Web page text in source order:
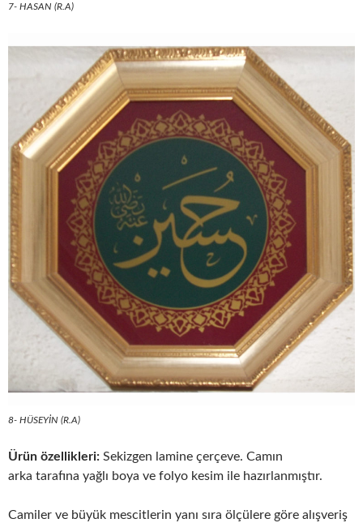
7- HASAN (R.A)
8- HÜSEYİN (R.A)
Ürün özellikleri: Sekizgen lamine çerçeve. Camın
arka tarafına yağlı boya ve folyo kesim ile hazırlanmıştır.
Camiler ve büyük mescitlerin yanı sıra ölçülere göre alışveriş